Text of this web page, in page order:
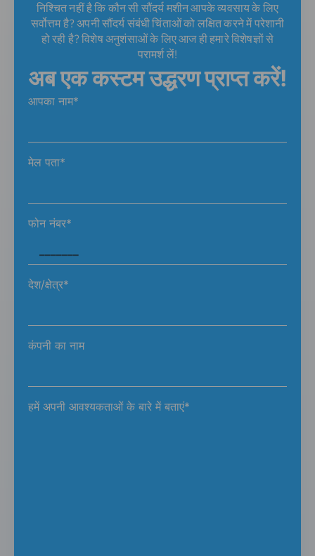
निश्चित नहीं है कि कौन सी सौंदर्य मशीन आपके व्यवसाय के लिए
सर्वोत्तम है? अपनी सौंदर्य संबंधी चिंताओं को लक्षित करने में परेशानी
हो रही है? विशेष अनुशंसाओं के लिए आज ही हमारे विशेषज्ञों से
परामर्श लें!
अब एक कस्टम उद्धरण प्राप्त करें!
आपका नाम*
मेल पता*
फोन नंबर*
देश/क्षेत्र*
कंपनी का नाम
हमें अपनी आवश्यकताओं के बारे में बताएं*